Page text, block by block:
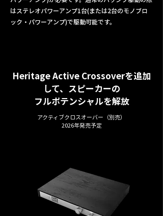
はステレオパワーアンプ1台(または2台のモノブロ
ック・パワーアンプ)で駆動可能です。
Heritage Active Crossoverを追加
して、スピーカーの
フルポテンシャルを解放
アクティブクロスオーバー（別売）
2026年発売予定